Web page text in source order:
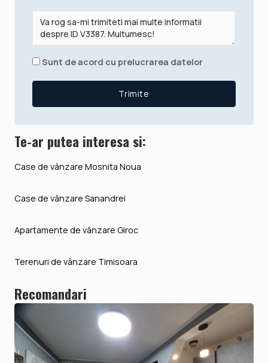
Sunt de acord cu prelucrarea datelor
Te-ar putea interesa si:
Case de vânzare Mosnita Noua
Case de vânzare Sanandrei
Apartamente de vânzare Giroc
Terenuri de vânzare Timisoara
Recomandari